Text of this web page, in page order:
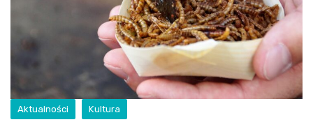
Aktualności Kultura